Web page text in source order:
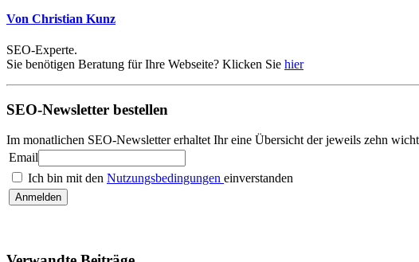
Von Christian Kunz
SEO-Experte.
Sie benötigen Beratung für Ihre Webseite? Klicken Sie hier
SEO-Newsletter bestellen
Im monatlichen SEO-Newsletter erhaltet Ihr eine Übersicht der jeweils zehn
Email
Ich bin mit den Nutzungsbedingungen einverstanden